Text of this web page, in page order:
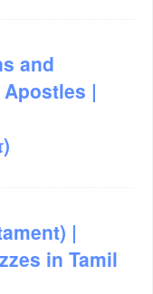
and
|
|
in Tamil